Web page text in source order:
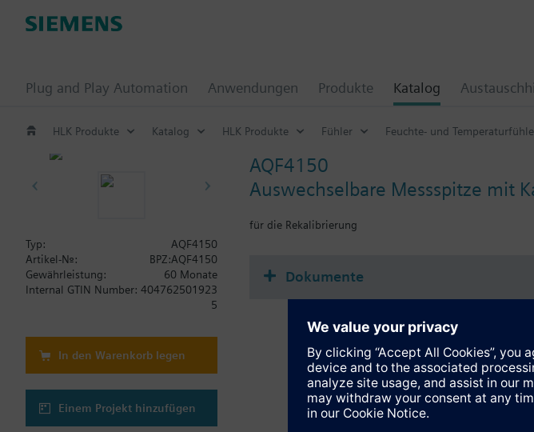
Plug and Play Automation Anwendungen Produkte Katalog
HLK Produkte Katalog HLK Produkte Fühler Feuchte- und
AQF4150
Auswechselbare Messspitze mit
für die Rekalibrierung
Typ:
AQF4150
Artikel-Nr.:
BPZ:AQF4150
Gewährleistung:
60 Monate
Internal GTIN Number: 404762501923
5
In den Warenkorb legen
Einem Projekt hinzufügen
Dokumente